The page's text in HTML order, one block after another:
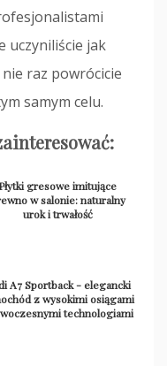
uczyniliście jak
raz powrócicie
samym celu.
Płytki gresowe imitujące
w salonie: naturalny
urok i trwałość
A7 Sportback - elegancki
z wysokimi osiągami
technologiami